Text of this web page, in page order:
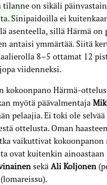
tilanne on sikäli
Sinipaidoilla ei
asenteella, sillä Härmä
antaisi ymmärtää. Siitä
8–5 ottamat 12
viidenneksi.
kokoonpano Härmä-
myötä päävalmentaja
pelaajia. Ei toki ole
ottelusta. Oman
vaikuttivat
ovat kuitenkin
sekä Ali Koljonen